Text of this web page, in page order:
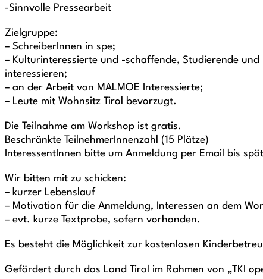
-Sinnvolle Pressearbeit
Zielgruppe:
– SchreiberInnen in spe;
– Kulturinteressierte und -schaffende, Studierende
interessieren;
– an der Arbeit von MALMOE Interessierte;
– Leute mit Wohnsitz Tirol bevorzugt.
Die Teilnahme am Workshop ist gratis.
Beschränkte TeilnehmerInnenzahl (15 Plätze)
InteressentInnen bitte um Anmeldung per Email bis
Wir bitten mit zu schicken:
– kurzer Lebenslauf
– Motivation für die Anmeldung, Interessen an dem
– evt. kurze Textprobe, sofern vorhanden.
Es besteht die Möglichkeit zur kostenlosen
Gefördert durch das Land Tirol im Rahmen von „TKI